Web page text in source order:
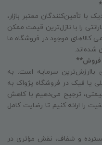
با تأمین‌کنندگان معتبر بازار،
را با نازل‌ترین قیمت ممکن
کالاهای موجود در فروشگاه ما
شده‌اند.
فروش**
باارزش‌ترین سرمایه است. به
یا فیک در فروشگاه پژواک به
ترجیح می‌دهیم با کاهش
را ارائه کنیم تا رضایت کامل
و شفاف، نقش مؤثری در